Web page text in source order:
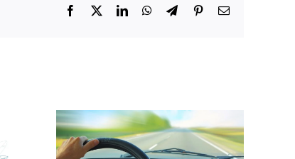
Facebook
X LinkedInWhatsApp
TelegramPinterest
E-